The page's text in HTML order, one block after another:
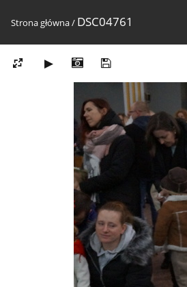
Strona główna/ DSC04761